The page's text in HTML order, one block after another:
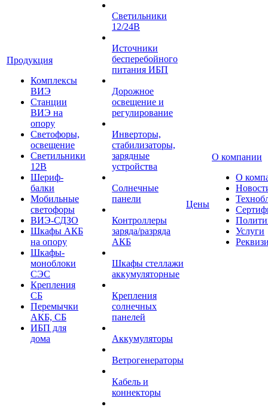
Продукция
Комплексы
ВИЭ
Станции
ВИЭ на
опору
Светофоры,
освещение
Светильники
12В
Шериф-
балки
Мобильные
светофоры
ВИЭ-СДЗО
Шкафы АКБ
на опору
Шкафы-
моноблоки
СЭС
Крепления
СБ
Перемычки
АКБ, СБ
ИБП для
дома
Светильники
12/24В
Источники
бесперебойного
питания ИБП
Дорожное
освещение и
регулирование
Инверторы,
стабилизаторы,
зарядные
устройства
Солнечные
панели
Контроллеры
заряда/разряда
АКБ
Шкафы стеллажи
аккумуляторные
Крепления
солнечных
панелей
Аккумуляторы
Ветрогенераторы
Кабель и
коннекторы
Цены
О компании
О
Услуги